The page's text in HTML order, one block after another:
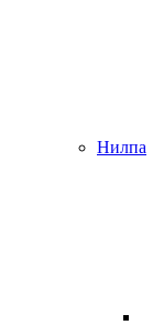
Нилпа